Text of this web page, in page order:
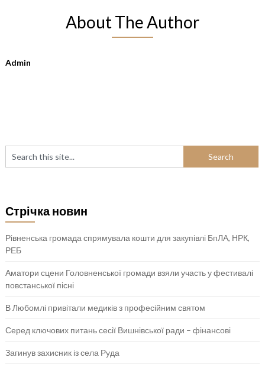
About The Author
Admin
Стрічка новин
Рівненська громада спрямувала кошти для закупівлі БпЛА, НРК,
РЕБ
Аматори сцени Головненської громади взяли участь у фестивалі
повстанської пісні
В Любомлі привітали медиків з професійним святом
Серед ключових питань сесії Вишнівської ради – фінансові
Загинув захисник із села Руда